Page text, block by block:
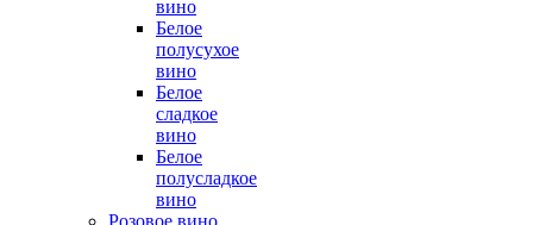
вино
Белое
полусухое
вино
Белое
сладкое
вино
Белое
полусладкое
вино
Розовое вино